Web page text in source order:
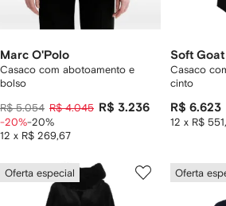
Marc O'Polo
Casaco com abotoamento e
bolso
R$ 5.054 R$ 4.045 R$ 3.236
12 x R$ 269,67
-20%-20%
Soft Goat
Casaco
cinto
R$ 6.623
12 x R$
Oferta especial Oferta